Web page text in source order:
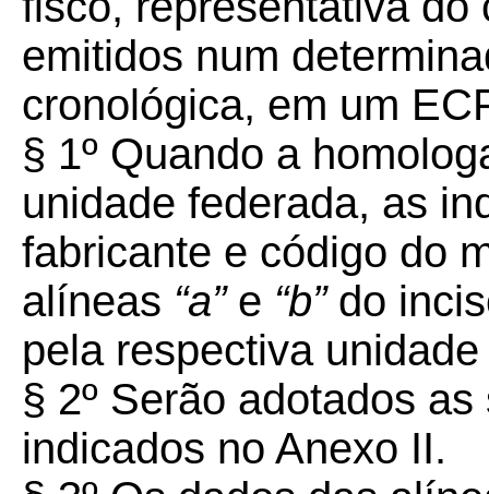
emitidos num
cronológica, em um
§ 1º Quando a
unidade federada, as
fabricante e código do
alíneas “a”e “b”do
pela respectiva
§ 2º Serão adotados
indicados no Anexo II.